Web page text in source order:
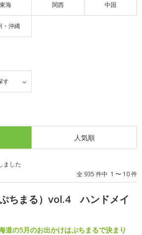
東海 関西 中国
・沖縄
す
人気順
ました
全 935 件中 1 〜 10 件
ちまる）vol.4 ハンドメイ
道の5月のお出かけはぷちまるで決まり